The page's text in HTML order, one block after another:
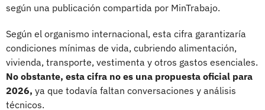
según una publicación compartida por MinTrabajo.
Según el organismo internacional, esta cifra garantizaría
condiciones mínimas de vida, cubriendo alimentación,
vivienda, transporte, vestimenta y otros gastos esenciales.
No obstante, esta cifra no es una propuesta oficial para
2026, ya que todavía faltan conversaciones y análisis
técnicos.